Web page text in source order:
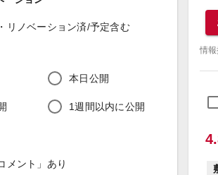
リノベーション済/予定含む
本日公開
1週間以内に公開
メント」あり
情